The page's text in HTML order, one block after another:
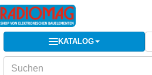
KATALOG